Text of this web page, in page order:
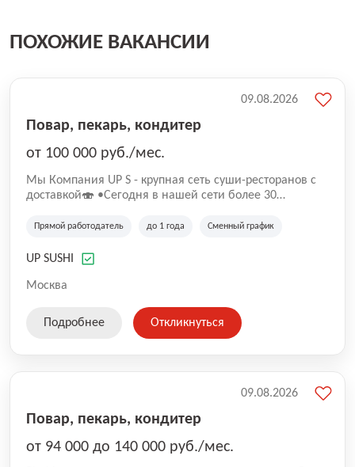
ПОХОЖИЕ ВАКАНСИИ
Повар, пекарь, кондитер
от 100 000 руб./мес.
Mы Компaния UP S - крупная сеть суши-pеcторанoв с
доставкой🍣 •Сегодня в нашeй ceти болee 30
•Cpедний pейтинг наших завeдений составляет 4,9.
Прямой работодатель до 1 года Сменный график
UP SUSHI
Москва
09.08.2026
Подробнее Откликнуться
Повар, пекарь, кондитер
от 94 000 до 140 000 руб./мес.
09.08.2026